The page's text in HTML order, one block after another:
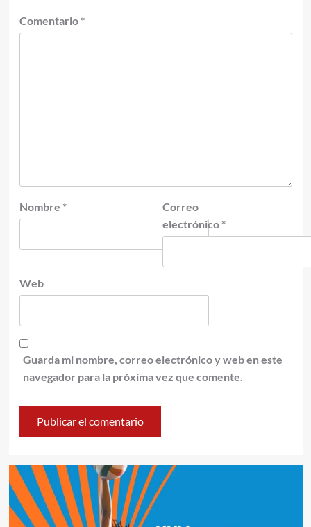
Comentario *
Nombre *
Correo
electrónico *
Web
Guarda mi nombre, correo electrónico y web en este
navegador para la próxima vez que comente.